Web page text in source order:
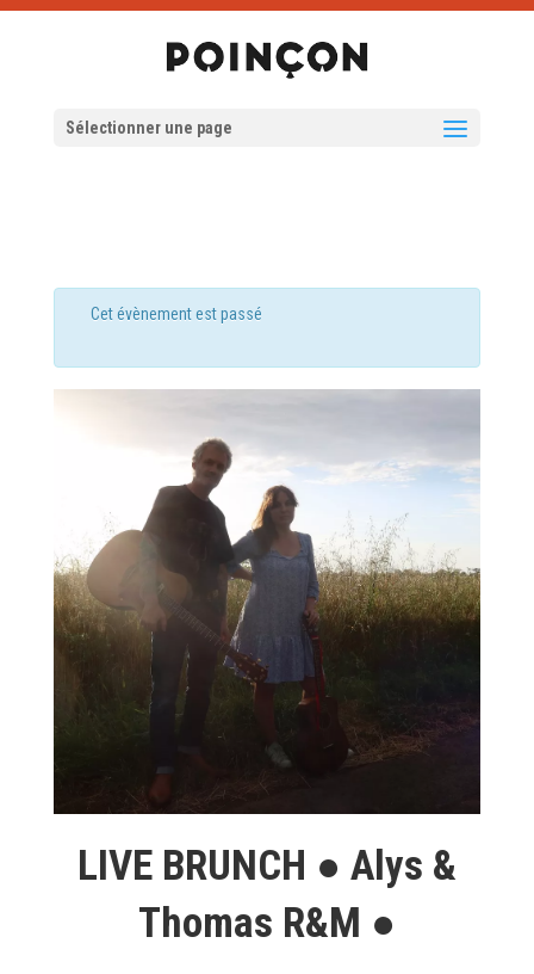
Sélectionner une page
Cet évènement est passé
LIVE BRUNCH ● Alys &
Thomas R&M ●